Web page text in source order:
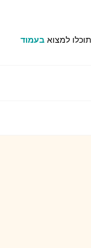
למצוא בעמוד